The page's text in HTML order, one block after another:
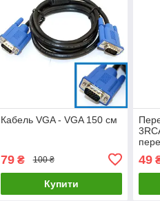
Кабель VGA - VGA 150 см
79₴ 100 ₴
Купити
49